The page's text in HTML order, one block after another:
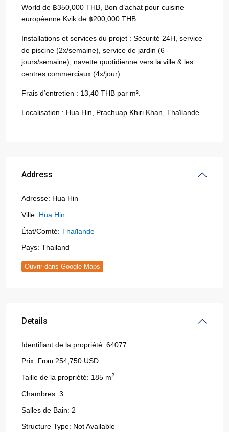
World de ฿350,000 THB, Bon d’achat pour cuisine
européenne Kvik de ฿200,000 THB.
Installations et services du projet : Sécurité 24H, service
de piscine (2x/semaine), service de jardin (6
jours/semaine), navette quotidienne vers la ville & les
centres commerciaux (4x/jour).
Frais d’entretien : 13,40 THB par m².
Localisation : Hua Hin, Prachuap Khiri Khan, Thaïlande.
Address
Adresse: Hua Hin
Ville: Hua Hin
État/Comté: Thaïlande
Pays: Thailand
Ouvrir dans Google Maps
Details
Identifiant de la propriété: 64077
Prix: From 254,750 USD
Taille de la propriété: 185 m2
Chambres: 3
Salles de Bain: 2
Structure Type: Not Available